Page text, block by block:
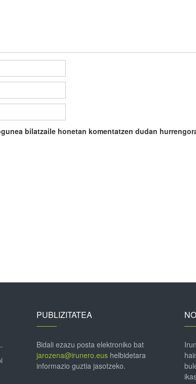
bilatzaile honetan komentatzen dudan
PUBLIZITATEA
Bidali ezazu posta elektroniko bat
jarozena@irunero.eushelbidetara
informazio guztia jasotzeko.